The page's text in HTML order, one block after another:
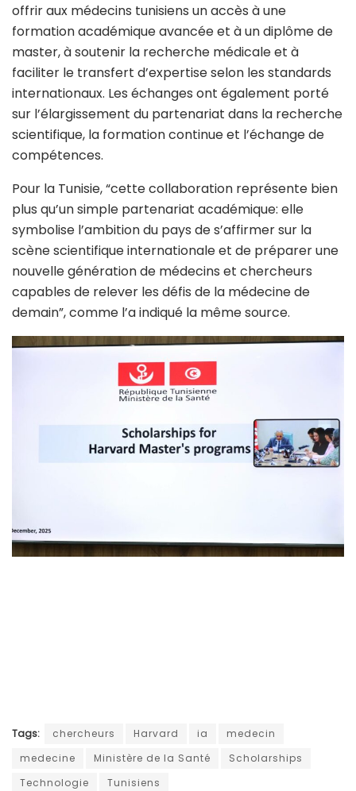
offrir aux médecins tunisiens un accès à une
formation académique avancée et à un diplôme de
master, à soutenir la recherche médicale et à
faciliter le transfert d’expertise selon les standards
internationaux. Les échanges ont également porté
sur l’élargissement du partenariat dans la recherche
scientifique, la formation continue et l’échange de
compétences.
Pour la Tunisie, “cette collaboration représente bien
plus qu’un simple partenariat académique: elle
symbolise l’ambition du pays de s’affirmer sur la
scène scientifique internationale et de préparer une
nouvelle génération de médecins et chercheurs
capables de relever les défis de la médecine de
demain”, comme l’a indiqué la même source.
Tags: chercheurs Harvard ia
medecin
medecine
Ministère de la Santé
Scholarships
Technologie
Tunisiens